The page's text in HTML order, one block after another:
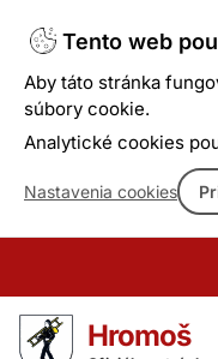
Tento web
Aby táto stránka
súbory cookie.
Analytické cookies
Nastavenia cookies
obsahu
Hromoš